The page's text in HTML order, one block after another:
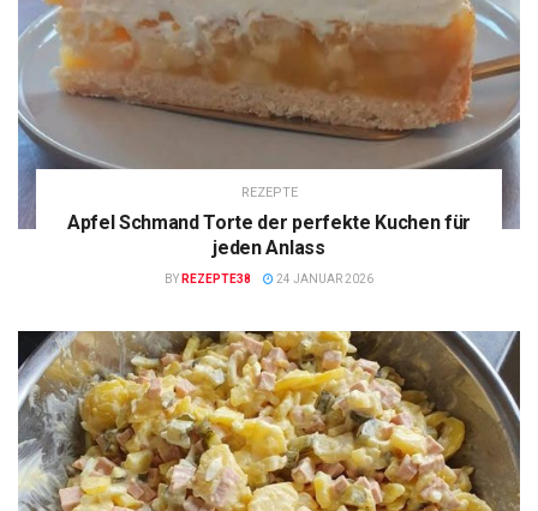
REZEPTE
Apfel Schmand Torte der perfekte Kuchen für
jeden Anlass
BY REZEPTE38 24 JANUAR 2026